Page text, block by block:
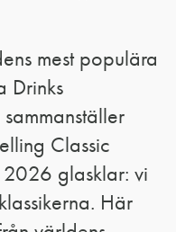
mest populära
Drinks
Classic
2026 glasklar: vi
Här